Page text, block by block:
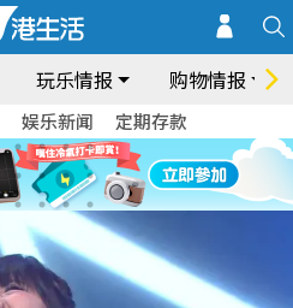
玩乐情报 购物情报
娱乐新闻 定期存款